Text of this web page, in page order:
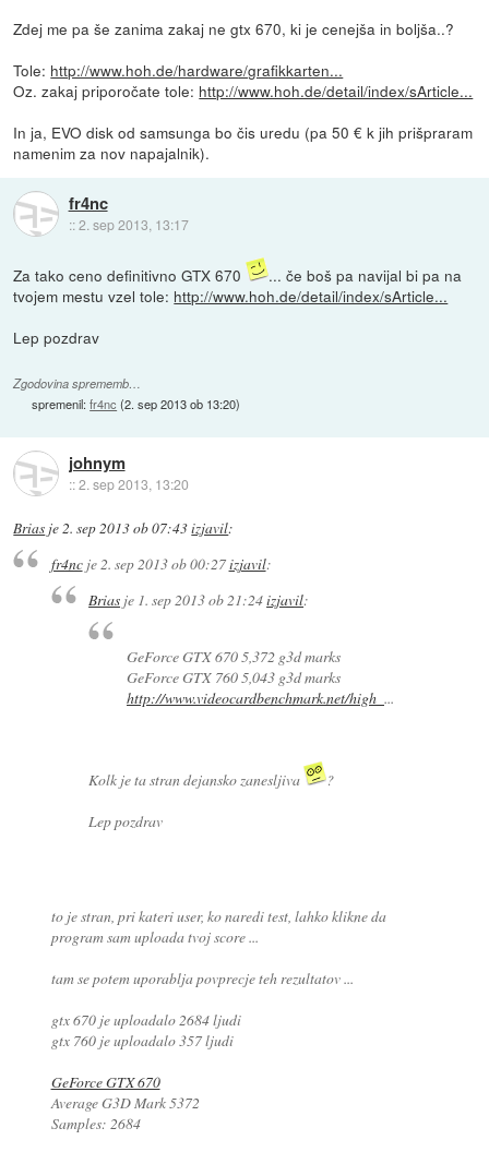
Zdej me pa še zanima zakaj ne gtx 670, ki je cenejša in boljša..?
Tole: http://www.hoh.de/hardware/grafikkarten...
Oz. zakaj priporočate tole: http://www.hoh.de/detail/index/sArticle...
In ja, EVO disk od samsunga bo čis uredu (pa 50 € k jih prišpraram
namenim za nov napajalnik).
fr4nc
::2. sep 2013, 13:17
Za tako ceno definitivno GTX 670
... če boš pa navijal bi pa na
tvojem mestu vzel tole: http://www.hoh.de/detail/index/sArticle...
Lep pozdrav
Zgodovina sprememb…
spremenil:fr4nc (2. sep 2013 ob 13:20)
johnym
::2. sep 2013, 13:20
Brias je 2. sep 2013 ob 07:43izjavil:
fr4ncje2. sep 2013 ob 00:27izjavil:
Brias je 1. sep 2013 ob 21:24izjavil:
GeForce GTX 670 5,372 g3d marks
GeForce GTX 760 5,043 g3d marks
http://www.videocardbenchmark.net/high_ ...
Kolk je ta stran dejansko zanesljiva
?
Lep pozdrav
to je stran, pri kateri user, ko naredi test, lahko klikne da
program sam uploada tvoj score ...
tam se potem uporablja povprecje teh rezultatov ...
gtx 670 je uploadalo 2684 ljudi
gtx 760 je uploadalo 357 ljudi
GeForce GTX 670
Average G3D Mark 5372
Samples: 2684